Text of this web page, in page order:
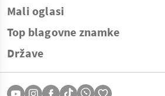
Mali oglasi
Top blagovne znamke
Države